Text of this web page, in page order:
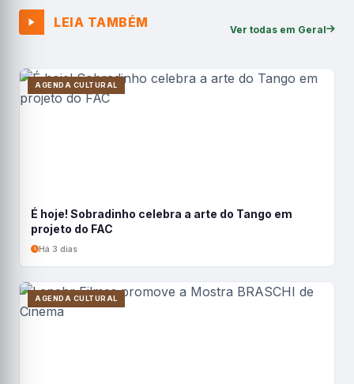
LEIA TAMBÉM Ver todas em Geral
AGENDA CULTURAL
É hoje! Sobradinho celebra a arte do Tango em
projeto do FAC
Há 3 dias
AGENDA CULTURAL